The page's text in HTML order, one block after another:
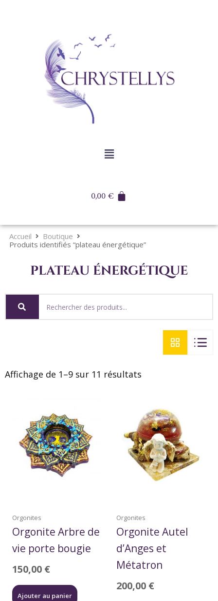
0,00€
Accueil
Boutique
Produits identifiés “plateau énergétique”
plateau énergétique
Affichage de 1–9 sur 11 résultats
Orgonites
Orgonite Arbre de
vie porte bougie
150,00 €
Ajouter au panier
Orgonites
Orgonite Autel
d’Anges et
Métatron
200,00 €